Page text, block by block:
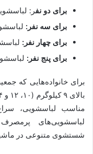
برای دو نفر: لباسشویی ۶
برای سه نفر: لباسشویی ۷
برای چهار نفر: لباسشویی
برای پنج نفر: لباسشویی ۹
برای خانواده‌هایی که
مناسب لباسشویی،
لباسشویی‌های پرمصرف
شستشوی متنوعی در